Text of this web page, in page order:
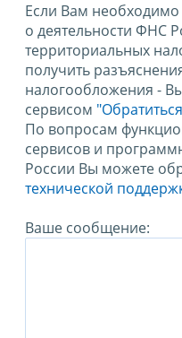
Если Вам необходимо
о деятельности ФНС
территориальных
получить
налогообложения -
сервисом
По вопросам
сервисов и
России Вы можете
технической
Ваше сообщение: